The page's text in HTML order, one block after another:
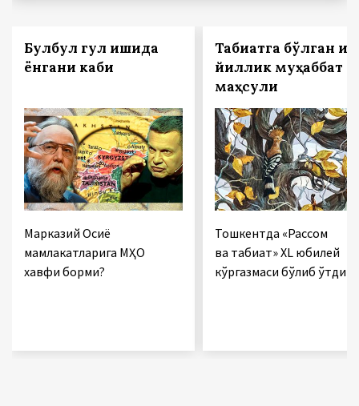
Булбул гул ишқида
ёнгани каби
Марказий Осиё
мамлакатларига МҲО
хавфи борми?
Табиатга бўлган қирқ
йиллик муҳаббат
маҳсули
Тошкентда «Рассом
ва табиат» XL юбилей
кўргазмаси бўлиб ўтди